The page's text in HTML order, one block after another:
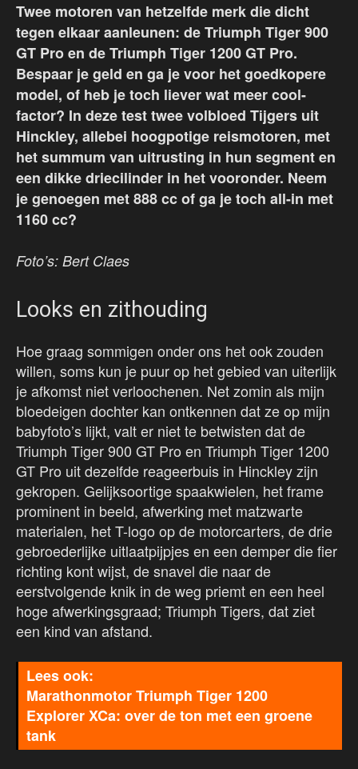
Twee motoren van hetzelfde merk die dicht
tegen elkaar aanleunen: de Triumph Tiger 900
GT Pro en de Triumph Tiger 1200 GT Pro.
Bespaar je geld en ga je voor het goedkopere
model, of heb je toch liever wat meer cool-
factor? In deze test twee volbloed Tijgers uit
Hinckley, allebei hoogpotige reismotoren, met
het summum van uitrusting in hun segment en
een dikke driecilinder in het vooronder. Neem
je genoegen met 888 cc of ga je toch all-in met
1160 cc?
Foto’s: Bert Claes
Looks en zithouding
Hoe graag sommigen onder ons het ook zouden
willen, soms kun je puur op het gebied van uiterlijk
je afkomst niet verloochenen. Net zomin als mijn
bloedeigen dochter kan ontkennen dat ze op mijn
babyfoto’s lijkt, valt er niet te betwisten dat de
Triumph Tiger 900 GT Pro en Triumph Tiger 1200
GT Pro uit dezelfde reageerbuis in Hinckley zijn
gekropen. Gelijksoortige spaakwielen, het frame
prominent in beeld, afwerking met matzwarte
materialen, het T-logo op de motorcarters, de drie
gebroederlijke uitlaatpijpjes en een demper die fier
richting kont wijst, de snavel die naar de
eerstvolgende knik in de weg priemt en een heel
hoge afwerkingsgraad; Triumph Tigers, dat ziet
een kind van afstand.
Marathonmotor Triumph Tiger 1200
Explorer XCa: over de ton met een groene
tank